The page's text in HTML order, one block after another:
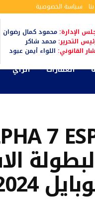
سياسة الخصوصية
الإدارة: محمود كمال رضوان
التحرير:محمد شاكر
القانوني: اللواء أيمن عبود
العقارات الرأي
2024